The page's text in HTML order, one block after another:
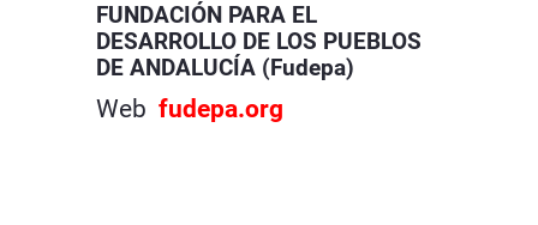
FUNDACIÓN PARA EL
DESARROLLO DE LOS PUEBLOS
DE ANDALUCÍA (Fudepa)
Web fudepa.org